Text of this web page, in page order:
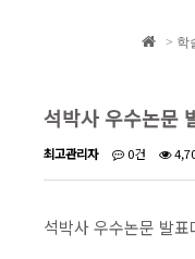
> 학
석박사 우수논문
최고관리자 0건
석박사 우수논문 발표